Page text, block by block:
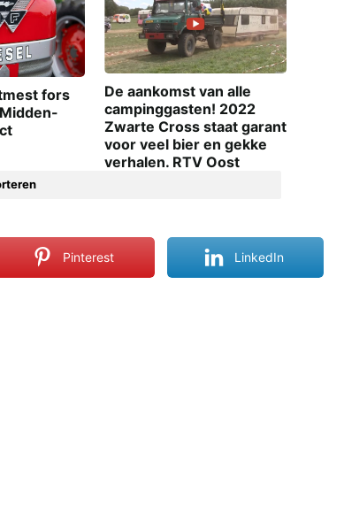
fors
De aankomst van alle
campinggasten! 2022
Zwarte Cross staat garant
voor veel bier en gekke
verhalen. RTV Oost
Pinterest LinkedIn